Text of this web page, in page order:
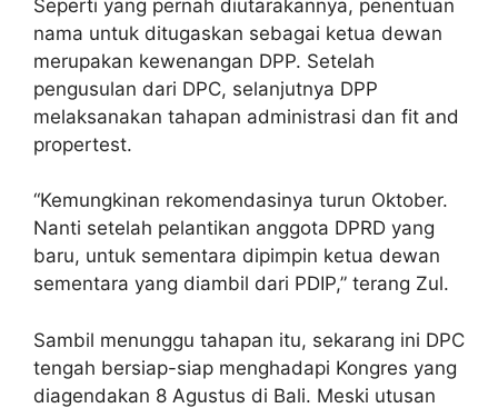
Seperti yang pernah diutarakannya, penentuan
nama untuk ditugaskan sebagai ketua dewan
merupakan kewenangan DPP. Setelah
pengusulan dari DPC, selanjutnya DPP
melaksanakan tahapan administrasi dan fit and
propertest.
“Kemungkinan rekomendasinya turun Oktober.
Nanti setelah pelantikan anggota DPRD yang
baru, untuk sementara dipimpin ketua dewan
sementara yang diambil dari PDIP,” terang Zul.
Sambil menunggu tahapan itu, sekarang ini DPC
tengah bersiap-siap menghadapi Kongres yang
diagendakan 8 Agustus di Bali. Meski utusan